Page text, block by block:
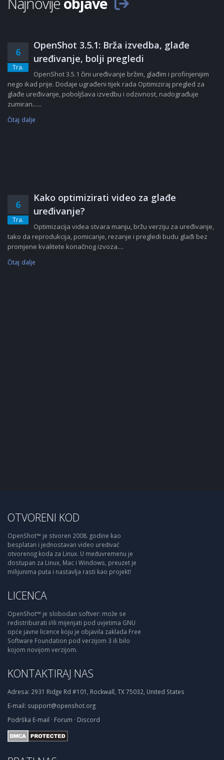
6
Tra.
OpenShot 3.5.1: Brža izvedba, glađe
uređivanje, bolji pregledi
OpenShot 3.5.1 čini uređivanje bržim, glađim i profinjenijim
nego ikad prije. Dodaje ugrađeni tijek rada Optimiziraj pregled za
glađe uređivanje, poboljšava izvedbu i odzivnost, nadograđuje
zumiran......
Čitaj dalje
6
Tra.
Kako optimizirati video za glađe
uređivanje?
Optimizacija videa stvara manju, bržu verziju za uređivanje,
tako da reprodukcija, pomicanje, rezanje i pregledi budu glađi bez
promjene kvalitete konačnog izvoza....
Čitaj dalje
OTVORENI KOD
OpenShot™ je stvoren 2008. godine kao
besplatan i jednostavan video uređivač
otvorenog koda za Linux. U međuvremenu je
dostupan za Linux, Mac i Windows, preuzet je
milijunima puta i nastavlja rasti kao projekt!
LICENCA
OpenShot™ je slobodan softver: može se
redistribuirati i/ili mijenjati pod uvjetima GNU
opće javne licence koju je objavila zaklada Free
Software Foundation pod verzijom 3 ili bilo
kojom novijom verzijom.
KONTAKTIRAJ NAS
Adresa: 2931 Ridge Rd #101, Rockwall, TX 75032, United States
E-mail: support@openshot.org
Podrška E-mail · Forum · Discord